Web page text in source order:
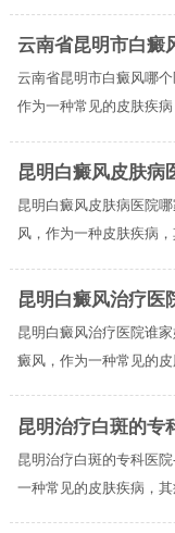
云南省昆明市白癜
云南省昆明市白癜风哪
作为一种常见的皮肤疾
昆明白癜风皮肤病
昆明白癜风皮肤病医院
风，作为一种皮肤疾病
昆明白癜风治疗医
昆明白癜风治疗医院谁
癜风，作为一种常见的皮
昆明治疗白斑的专
昆明治疗白斑的专科医
一种常见的皮肤疾病，其